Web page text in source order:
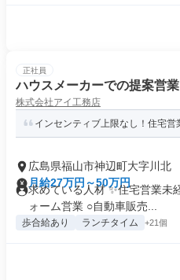
正社員
ハウスメーカーでの提案営業
株式会社アイ工務店
インセンティブ上限なし！住宅
広島県福山市神辺町大字川北
月給27万円～50万円
求めている人材 ✨住宅営業未
ォーム営業 ○自動車販売...
歩合給あり ランチタイム +21個